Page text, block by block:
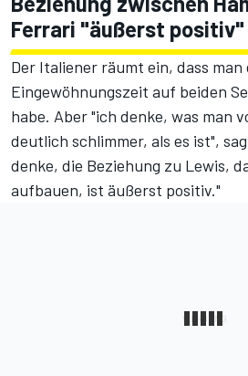
Ferrari "äußerst positiv"
Der Italiener räumt ein, dass
Eingewöhnungszeit auf beiden
habe. Aber "ich denke, was man
deutlich schlimmer, als es ist",
denke, die Beziehung zu Lewis,
aufbauen, ist äußerst positiv."